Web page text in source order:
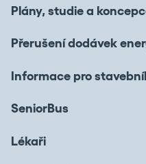
Plány, studie a
Přerušení dodávek
Informace pro
SeniorBus
Lékaři